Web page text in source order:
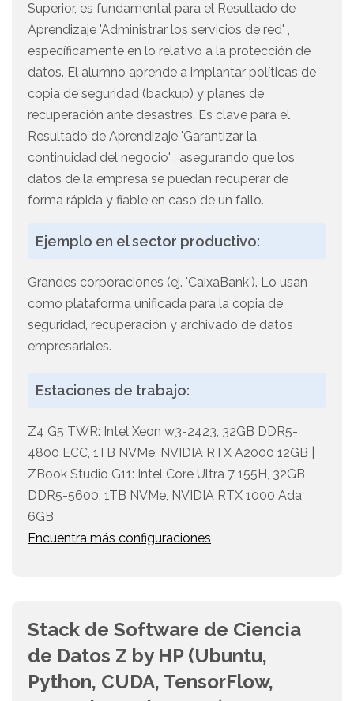
Superior, es fundamental para el Resultado de
Aprendizaje 'Administrar los servicios de red' ,
específicamente en lo relativo a la protección de
datos. El alumno aprende a implantar políticas de
copia de seguridad (backup) y planes de
recuperación ante desastres. Es clave para el
Resultado de Aprendizaje 'Garantizar la
continuidad del negocio' , asegurando que los
datos de la empresa se puedan recuperar de
forma rápida y fiable en caso de un fallo.
Ejemplo en el sector productivo:
Grandes corporaciones (ej. 'CaixaBank'). Lo usan
como plataforma unificada para la copia de
seguridad, recuperación y archivado de datos
empresariales.
Estaciones de trabajo:
Z4 G5 TWR: Intel Xeon w3-2423, 32GB DDR5-
4800 ECC, 1TB NVMe, NVIDIA RTX A2000 12GB |
ZBook Studio G11: Intel Core Ultra 7 155H, 32GB
DDR5-5600, 1TB NVMe, NVIDIA RTX 1000 Ada
6GB
Encuentra más configuraciones
Stack de Software de Ciencia
de Datos Z by HP (Ubuntu,
Python, CUDA, TensorFlow,